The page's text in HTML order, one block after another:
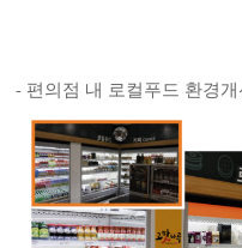
- 편의점 내 로컬푸드 환경개